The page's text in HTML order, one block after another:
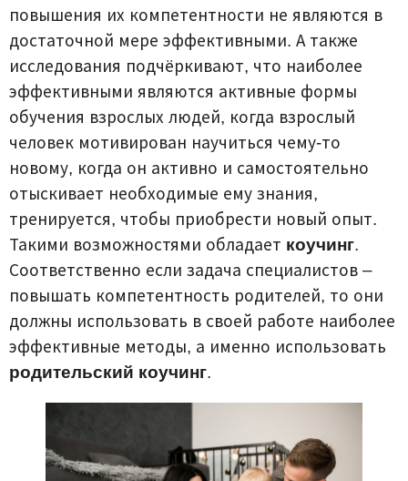
повышения их компетентности не являются в
достаточной мере эффективными. А также
исследования подчёркивают, что наиболее
эффективными являются активные формы
обучения взрослых людей, когда взрослый
человек мотивирован научиться чему-то
новому, когда он активно и самостоятельно
отыскивает необходимые ему знания,
тренируется, чтобы приобрести новый опыт.
Такими возможностями обладает коучинг.
Соответственно если задача специалистов –
повышать компетентность родителей, то они
должны использовать в своей работе наиболее
эффективные методы, а именно использовать
родительский коучинг.